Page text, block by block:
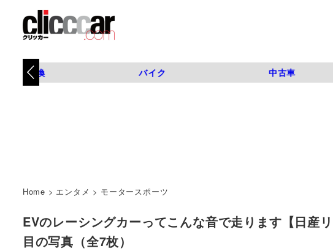
タイヤ交換 バイク 中古車
Home > エンタメ > モータースポーツ
EVのレーシングカーってこんな音で走ります【日産
目の写真（全7枚）